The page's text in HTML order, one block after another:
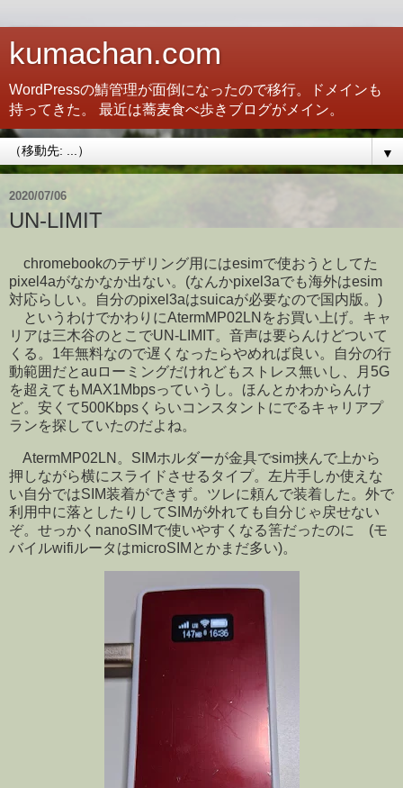
kumachan.com
WordPressの鯖管理が面倒になったので移行。ドメインも
持ってきた。 最近は蕎麦食べ歩きブログがメイン。
▼
2020/07/06
UN-LIMIT
chromebookのテザリング用にはesimで使おうとしてた
pixel4aがなかなか出ない。(なんかpixel3aでも海外はesim
対応らしい。自分のpixel3aはsuicaが必要なので国内版。)
というわけでかわりにAtermMP02LNをお買い上げ。キャ
リアは三木谷のとこでUN-LIMIT。音声は要らんけどついて
くる。1年無料なので遅くなったらやめれば良い。自分の行
動範囲だとauローミングだけれどもストレス無いし、月5G
を超えてもMAX1Mbpsっていうし。ほんとかわからんけ
ど。安くて500Kbpsくらいコンスタントにでるキャリアプ
ランを探していたのだよね。
AtermMP02LN。SIMホルダーが金具でsim挟んで上から
押しながら横にスライドさせるタイプ。左片手しか使えな
い自分ではSIM装着ができず。ツレに頼んで装着した。外で
利用中に落としたりしてSIMが外れても自分じゃ戻せない
ぞ。せっかくnanoSIMで使いやすくなる筈だったのに (モ
バイルwifiルータはmicroSIMとかまだ多い)。